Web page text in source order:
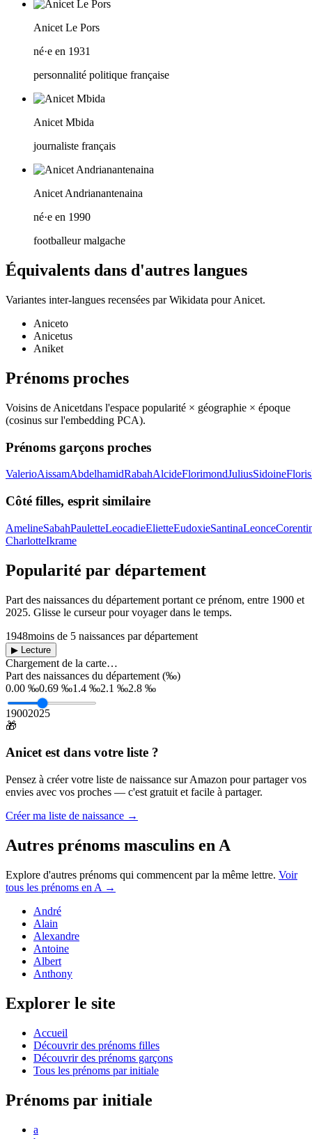
Anicet Le Pors
né·e en 1931
personnalité politique française
Anicet Mbida
journaliste français
Anicet Andrianantenaina
né·e en 1990
footballeur malgache
Équivalents dans d'autres langues
Variantes inter-langues recensées par Wikidata pourAnicet.
Aniceto
Anicetus
Aniket
Prénoms proches
Voisins de Anicetdans l'espace popularité × géographie × époque
(cosinus sur l'embedding PCA).
Prénoms garçons proches
ValerioAissamAbdelhamidRabahAlcideFlorimondJuliusSidoineFloris
Côté filles, esprit similaire
AmelineSabahPauletteLeocadieElietteEudoxieSantinaLeonce
CharlotteIkrame
Popularité par département
Part des naissances du département portant ce prénom, entre 1900 et
2025. Glisse le curseur pour voyager dans le temps.
1948moins de 5 naissances par département
▶ Lecture
Chargement de la carte…
Part des naissances du département (‰)
0.00 ‰0.69 ‰1.4 ‰2.1 ‰2.8 ‰
19002025
🎁
Anicetest dans votre liste ?
Pensez à créer votre liste de naissance sur Amazon pour partager vos
envies avec vos proches — c'est gratuit et facile à partager.
Créer ma liste de naissance →
Autres prénoms masculins en A
Explore d'autres prénoms qui commencent par la même lettre. Voir
tous les prénoms en A →
André
Alain
Alexandre
Antoine
Albert
Anthony
Explorer le site
Accueil
Découvrir des prénoms filles
Découvrir des prénoms garçons
Tous les prénoms par initiale
Prénoms par initiale
a